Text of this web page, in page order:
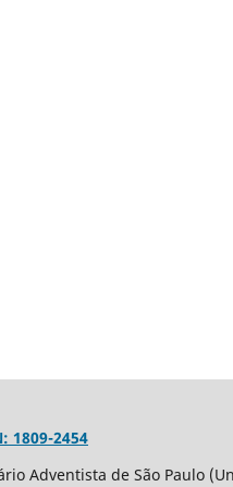
1809-2454
Adventista de São Paulo